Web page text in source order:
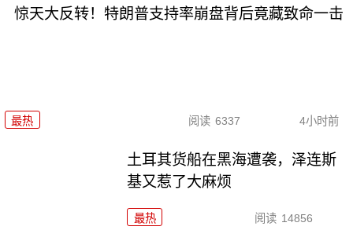
惊天大反转！特朗普支持率崩盘背后竟藏致命一击
最热 阅读 6337 4小时前
土耳其货船在黑海遭袭，泽连斯
基又惹了大麻烦
最热 阅读 14856